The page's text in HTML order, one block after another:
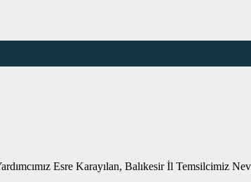
Esre Karayılan, Balıkesir İl Temsilcimiz